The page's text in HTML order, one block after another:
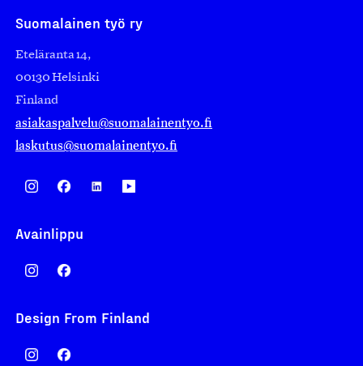
Suomalainen työ ry
Eteläranta 14,
00130 Helsinki
Finland
asiakaspalvelu@suomalainentyo.fi
laskutus@suomalainentyo.fi
Avainlippu
Design From Finland